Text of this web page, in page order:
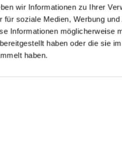
wir Informationen zu Ihrer
für soziale Medien, Werbung
Informationen möglicherweise
haben oder die sie
haben.